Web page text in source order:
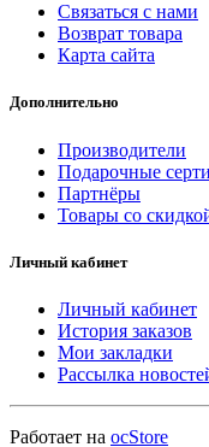
Связаться с нами
Возврат товара
Карта сайта
Дополнительно
Производители
Подарочные
Партнёры
Товары со
Личный кабинет
Личный кабинет
История заказов
Мои закладки
Рассылка
Работает на ocStore